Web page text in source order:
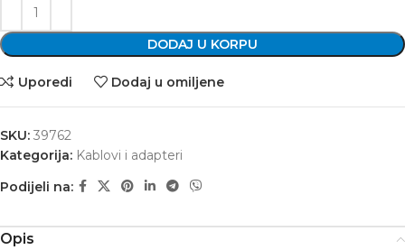
DODAJ U KORPU
Uporedi Dodaj u omiljene
SKU: 39762
Kategorija: Kablovi i adapteri
Podijeli na:
Opis